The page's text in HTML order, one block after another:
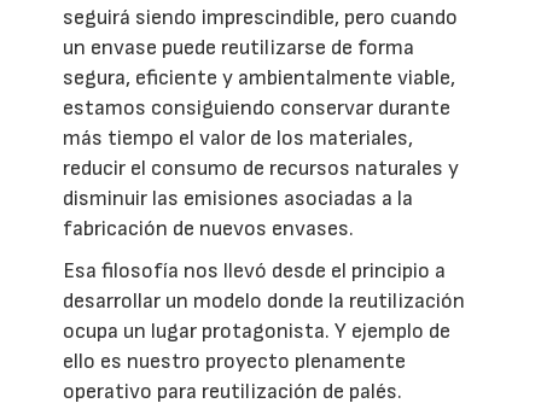
seguirá siendo imprescindible, pero cuando
un envase puede reutilizarse de forma
segura, eficiente y ambientalmente viable,
estamos consiguiendo conservar durante
más tiempo el valor de los materiales,
reducir el consumo de recursos naturales y
disminuir las emisiones asociadas a la
fabricación de nuevos envases.
Esa filosofía nos llevó desde el principio a
desarrollar un modelo donde la reutilización
ocupa un lugar protagonista. Y ejemplo de
ello es nuestro proyecto plenamente
operativo para reutilización de palés.